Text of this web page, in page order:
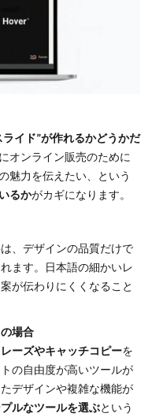
イド”が作れるかどうかだ
オンライン販売のために
魅力を伝えたい、という
るかがカギになります。
、デザインの品質だけで
ます。日本語の細かいレ
が伝わりにくくなること
場合
ーズやキャッチコピーを
の自由度が高いツールが
デザインや複雑な機能が
ルなツールを選ぶという